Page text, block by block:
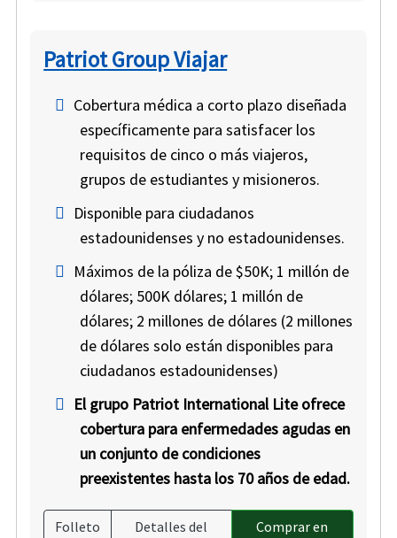
Patriot Group Viajar
Cobertura médica a corto plazo diseñada
específicamente para satisfacer los
requisitos de cinco o más viajeros,
grupos de estudiantes y misioneros.
Disponible para ciudadanos
estadounidenses y no estadounidenses.
Máximos de la póliza de $50K; 1 millón de
dólares; 500K dólares; 1 millón de
dólares; 2 millones de dólares (2 millones
de dólares solo están disponibles para
ciudadanos estadounidenses)
El grupo Patriot International Lite ofrece
cobertura para enfermedades agudas en
un conjunto de condiciones
preexistentes hasta los 70 años de edad.
Folleto
Detalles del
Comprar en